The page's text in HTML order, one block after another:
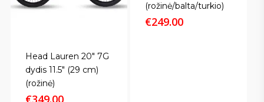
Head Lauren 20″ 7G
dydis 11.5″ (29 cm)
(rožinė)
€349.00
(rožinė/balta/turkio)
€249.00